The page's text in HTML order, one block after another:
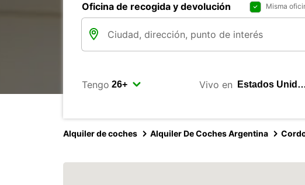
Oficina de recogida y devolución Misma
Tengo Vivo en
Alquiler de coches Alquiler De Coches Argentina